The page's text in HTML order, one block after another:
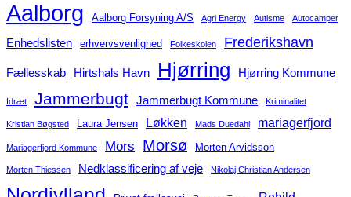
Aalborg Aalborg Forsyning A/S Agri Energy Autisme Autocamper
Enhedslisten erhvervsvenlighed Folkeskolen Frederikshavn
Fællesskab Hirtshals Havn Hjørring Hjørring Kommune
Idræt Jammerbugt Jammerbugt Kommune Kriminalitet
Kristian Bøgsted Laura Jensen Løkken Mads Duedahl mariagerfjord
Mariagerfjord Kommune Mors Morsø Morten Arvidsson
Morten Thiessen Nedklassificering af veje Nikolaj Christian Andersen